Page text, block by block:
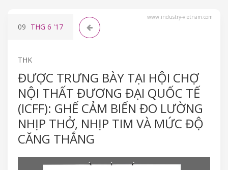
www.industry-vietnam.com
09 THG 6 '17
THK
ĐƯỢC TRƯNG BÀY TẠI HỘI CHỢ
NỘI THẤT ĐƯƠNG ĐẠI QUỐC TẾ
(ICFF): GHẾ CẢM BIẾN ĐO LƯỜNG
NHỊP THỞ, NHỊP TIM VÀ MỨC ĐỘ
CĂNG THẲNG